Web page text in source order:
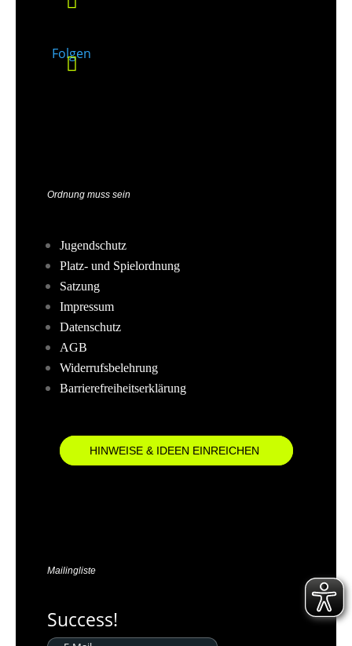
Folgen
Ordnung muss sein
Jugendschutz
Platz- und Spielordnung
Satzung
Impressum
Datenschutz
AGB
Widerrufsbelehrung
Barrierefreiheitserklärung
HINWEISE & IDEEN EINREICHEN
Mailingliste
Success!